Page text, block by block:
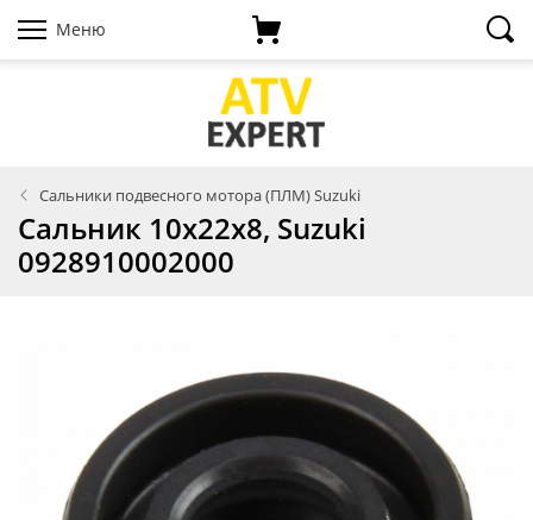
Меню
Сальники подвесного мотора (ПЛМ) Suzuki
Сальник 10х22х8, Suzuki
0928910002000